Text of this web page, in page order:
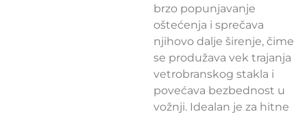
brzo popunjavanje
oštećenja i sprečava
njihovo dalje širenje, čime
se produžava vek trajanja
vetrobranskog stakla i
povećava bezbednost u
vožnji. Idealan je za hitne